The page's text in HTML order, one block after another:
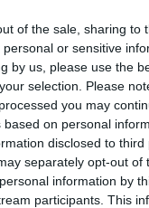
of the sale, sharing to
or sensitive
by us, please use the
selection. Please
you may
based on personal
disclosed to
separately opt-out of
information by
participants. This
ΑΒ Βασιλόπουλος
πράξη
ΣΕ ΑΥΤΉ ΤΗΝ